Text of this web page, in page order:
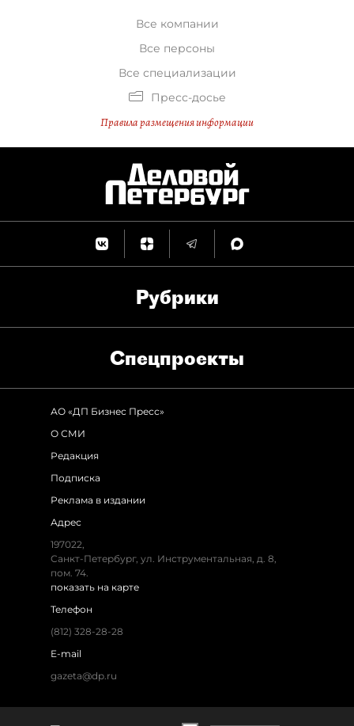
Все компании
Все персоны
Все специализации
Пресс-досье
Правила размещения информации
Рубрики
Спец­проекты
АО «ДП Бизнес Пресс»
О СМИ
Редакция
Подписка
Реклама в издании
Адрес
197022,
Санкт-Петербург, ул. Инструментальная, д. 8,
пом. 74.
показать на карте
Телефон
(812) 328-28-28
E-mail
gazeta@dp.ru